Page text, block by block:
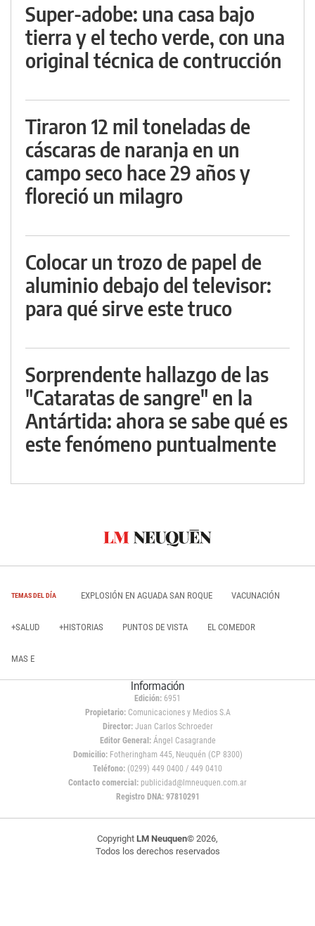
Super-adobe: una casa bajo
tierra y el techo verde, con una
original técnica de contrucción
Tiraron 12 mil toneladas de
cáscaras de naranja en un
campo seco hace 29 años y
floreció un milagro
Colocar un trozo de papel de
aluminio debajo del televisor:
para qué sirve este truco
Sorprendente hallazgo de las
"Cataratas de sangre" en la
Antártida: ahora se sabe qué es
este fenómeno puntualmente
TEMAS DEL DÍA EXPLOSIÓN EN AGUADA SAN ROQUE VACUNACIÓN
+SALUD +HISTORIAS PUNTOS DE VISTA EL COMEDOR
MAS E
Información
Edición: 6951
Propietario:Comunicaciones y Medios S.A
Director: Juan Carlos Schroeder
Editor General:Ángel Casagrande
Domicilio:Fotheringham 445, Neuquén (CP 8300)
Teléfono: (0299) 449 0400 / 449 0410
Contacto comercial: publicidad@lmneuquen.com.ar
Registro DNA: 97810291
Copyright LM Neuquen© 2026,
Todos los derechos reservados